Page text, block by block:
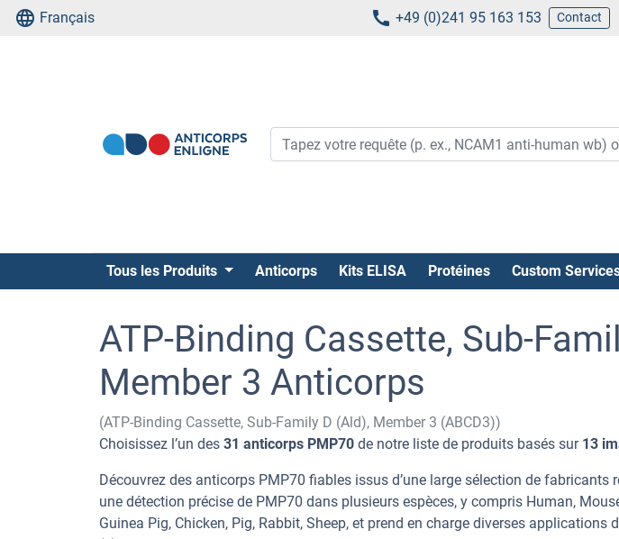
Français +49 (0)241 95 163 153 Contact
Tous les Produits Anticorps Kits ELISA Protéines Custom
ATP-Binding Cassette, Sub-
Member 3 Anticorps
(ATP-Binding Cassette, Sub-Family D (Ald), Member 3 (ABCD3))
Choisissez l’un des 31 anticorps PMP70 de notre liste de produits basés sur 13
Découvrez des anticorps PMP70 fiables issus d’une large sélection de fabricants
une détection précise de PMP70 dans plusieurs espèces, y compris Human,
Guinea Pig, Chicken, Pig, Rabbit, Sheep, et prend en charge diverses applications